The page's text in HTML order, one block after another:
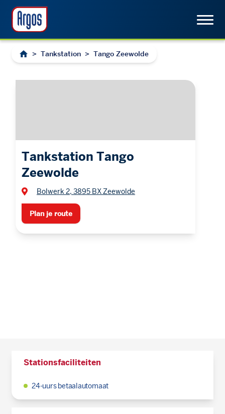
> Tankstation > Tango Zeewolde
Tankstation Tango
Zeewolde
Bolwerk 2, 3895 BX Zeewolde
Plan je route
Stationsfaciliteiten
24-uurs betaalautomaat